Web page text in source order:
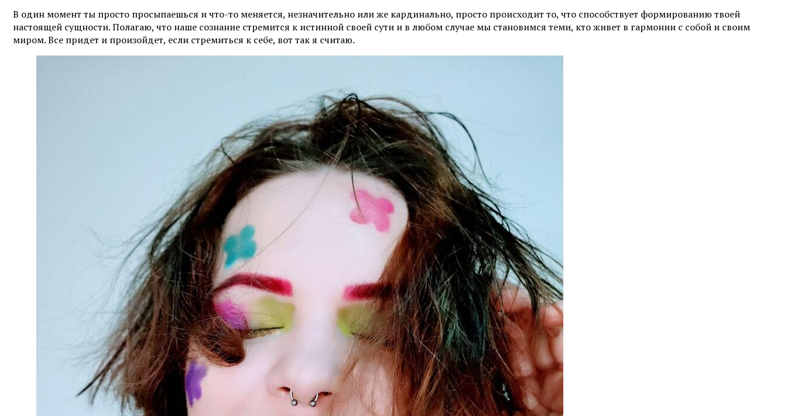
В один момент ты просто просыпаешься и что-то меняется, незначительно или же кардинально, просто происходит то, что способствует формированию твоей
настоящей сущности. Полагаю, что наше сознание стремится к истинной своей сути и в любом случае мы становимся теми, кто живет в гармонии с собой и своим
миром. Все придет и произойдет, если стремиться к себе, вот так я считаю.